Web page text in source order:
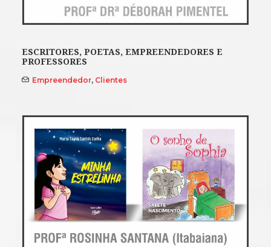
ESCRITORES, POETAS, EMPREENDEDORES E
PROFESSORES
Empreendedor, Clientes